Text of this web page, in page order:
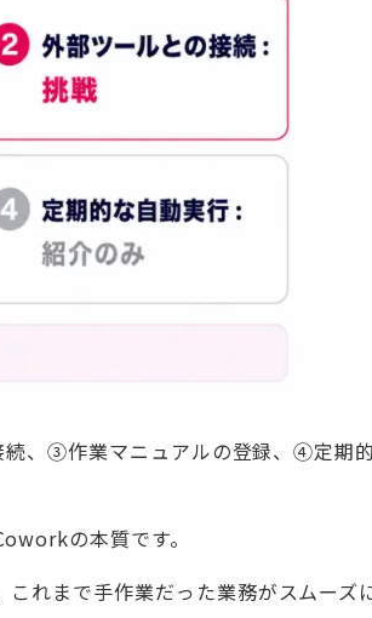
、③作業マニュアルの登録、④定期
の本質です。
れまで手作業だった業務がスムーズ